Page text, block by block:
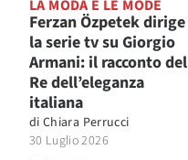
LA MODA E LE MODE
Ferzan Özpetek dirige
la serie tv su Giorgio
Armani: il racconto del
Re dell’eleganza
italiana
di Chiara Perrucci
30 Luglio 2026